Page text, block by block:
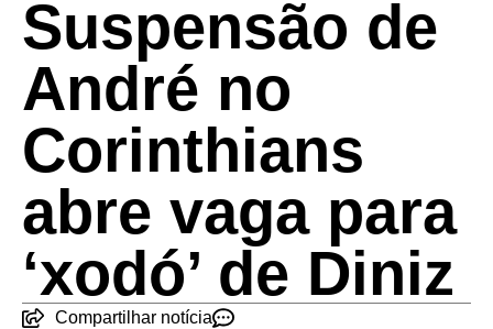
Suspensão de
André no
Corinthians
abre vaga para
‘xodó’ de Diniz
Compartilhar notícia